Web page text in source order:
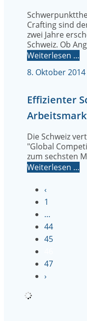
Crafting sind
zwei Jahre
Schweiz. Ob
Weiterlesen …
8. Oktober 2014
Effizienter
Die Schweiz
"Global
zum sechsten
Weiterlesen …
‹
1
…
44
45
47
›